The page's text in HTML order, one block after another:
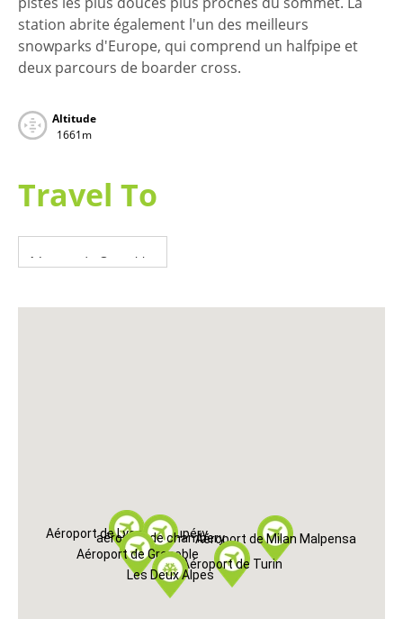
station abrite également l'un des meilleurs
snowparks d'Europe, qui comprend un halfpipe et
deux parcours de boarder cross.
Altitude
1661m
Travel To
Les Deux Alpes
Aéroport de Milan Malpensa
Aéroport de Turin
aéroport de chambery
Aéroport de Grenoble
Aéroport de Lyon St Exupéry